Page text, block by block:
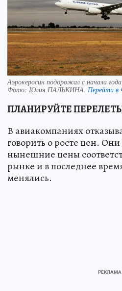
Аэрокеросин подорожал с начала
Фото: Юлия ПАЛЬКИНА. Перейти
ПЛАНИРУЙТЕ
В авиакомпаниях
говорить о росте цен.
нынешние цены
рынке и в последнее
менялись.